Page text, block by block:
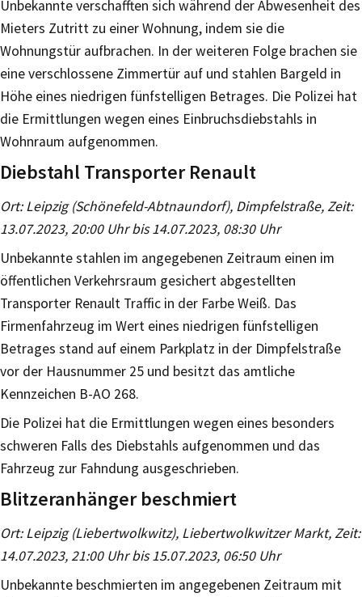
Unbekannte verschafften sich während der Abwesenheit des
Mieters Zutritt zu einer Wohnung, indem sie die
Wohnungstür aufbrachen. In der weiteren Folge brachen sie
eine verschlossene Zimmertür auf und stahlen Bargeld in
Höhe eines niedrigen fünfstelligen Betrages. Die Polizei hat
die Ermittlungen wegen eines Einbruchsdiebstahls in
Wohnraum aufgenommen.
Diebstahl Transporter Renault
Ort: Leipzig (Schönefeld-Abtnaundorf), Dimpfelstraße, Zeit:
13.07.2023, 20:00 Uhr bis 14.07.2023, 08:30 Uhr
Unbekannte stahlen im angegebenen Zeitraum einen im
öffentlichen Verkehrsraum gesichert abgestellten
Transporter Renault Traffic in der Farbe Weiß. Das
Firmenfahrzeug im Wert eines niedrigen fünfstelligen
Betrages stand auf einem Parkplatz in der Dimpfelstraße
vor der Hausnummer 25 und besitzt das amtliche
Kennzeichen B-AO 268.
Die Polizei hat die Ermittlungen wegen eines besonders
schweren Falls des Diebstahls aufgenommen und das
Fahrzeug zur Fahndung ausgeschrieben.
Blitzeranhänger beschmiert
Ort: Leipzig (Liebertwolkwitz), Liebertwolkwitzer Markt, Zeit:
14.07.2023, 21:00 Uhr bis 15.07.2023, 06:50 Uhr
Unbekannte beschmierten im angegebenen Zeitraum mit